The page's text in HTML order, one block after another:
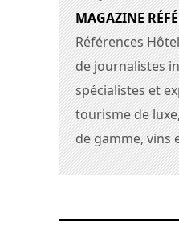
MAGAZINE
Références
de journalistes
spécialistes et
tourisme de
de gamme, vins